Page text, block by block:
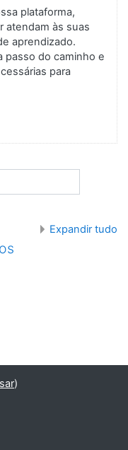
plataforma,
atendam às suas
aprendizado.
passo do caminho e
para
Expandir tudo
)